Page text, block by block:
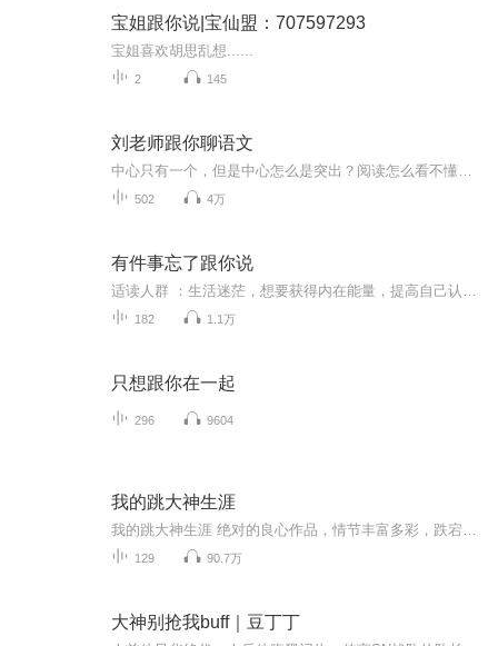
宝姐跟你说|宝仙盟：707597293
宝姐喜欢胡思乱想......
2 145
刘老师跟你聊语文
502 4万
有件事忘了跟你说
182 1.1万
只想跟你在一起
296 9604
我的跳大神生涯
129 90.7万
大神别抢我buff｜豆丁丁